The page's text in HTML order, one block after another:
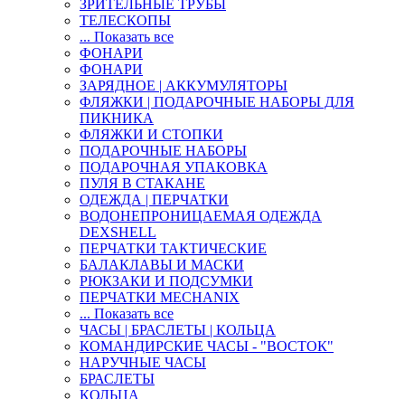
ЗРИТЕЛЬНЫЕ ТРУБЫ
ТЕЛЕСКОПЫ
... Показать все
ФОНАРИ
ФОНАРИ
ЗАРЯДНОЕ | АККУМУЛЯТОРЫ
ФЛЯЖКИ | ПОДАРОЧНЫЕ НАБОРЫ ДЛЯ
ПИКНИКА
ФЛЯЖКИ И СТОПКИ
ПОДАРОЧНЫЕ НАБОРЫ
ПОДАРОЧНАЯ УПАКОВКА
ПУЛЯ В СТАКАНЕ
ОДЕЖДА | ПЕРЧАТКИ
ВОДОНЕПРОНИЦАЕМАЯ ОДЕЖДА
DEXSHELL
ПЕРЧАТКИ ТАКТИЧЕСКИЕ
БАЛАКЛАВЫ И МАСКИ
РЮКЗАКИ И ПОДСУМКИ
ПЕРЧАТКИ MECHANIX
... Показать все
ЧАСЫ | БРАСЛЕТЫ | КОЛЬЦА
КОМАНДИРСКИЕ ЧАСЫ - "ВОСТОК"
НАРУЧНЫЕ ЧАСЫ
БРАСЛЕТЫ
КОЛЬЦА